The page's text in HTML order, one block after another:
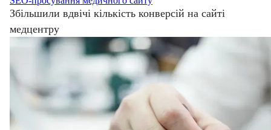
Збільшили вдвічі кількість конверсій на сайті
медцентру